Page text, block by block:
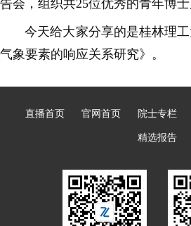
告会，组织共25位优秀的青年博
今天给大家分享的是桂林理
气象要素的响应关系研究》。
直播首页 官网首页 院士专栏
精选报告